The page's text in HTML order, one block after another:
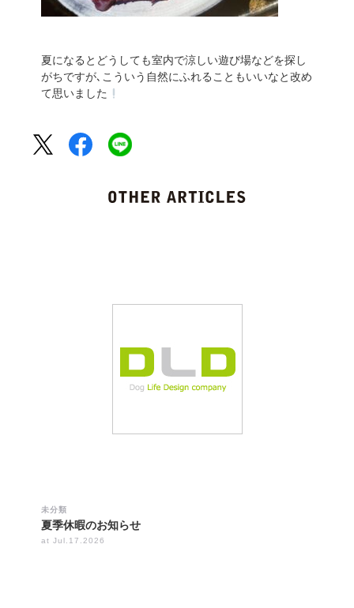
夏になるとどうしても室内で涼しい遊び場などを探し
がちですが､こういう自然にふれることもいいなと改め
て思いました
未分類
夏季休暇のお知らせ
at Jul.17.2026